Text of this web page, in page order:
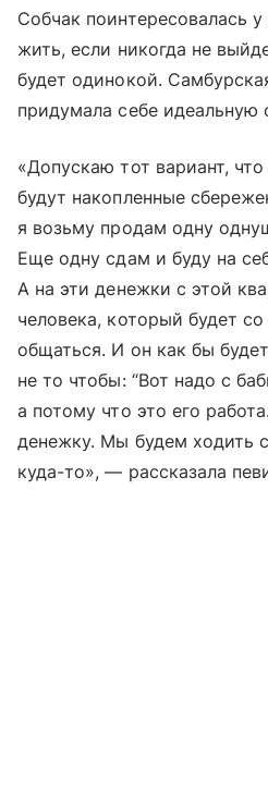
Собчак поинтересовалась
жить, если никогда не
будет одинокой.
придумала себе идеальную
«Допускаю тот вариант,
будут накопленные
я возьму продам одну
Еще одну сдам и буду на
А на эти денежки с этой
человека, который будет
общаться. И он как бы
не то чтобы: “Вот надо с
а потому что это его
денежку. Мы будем ходить
куда-то», — рассказала